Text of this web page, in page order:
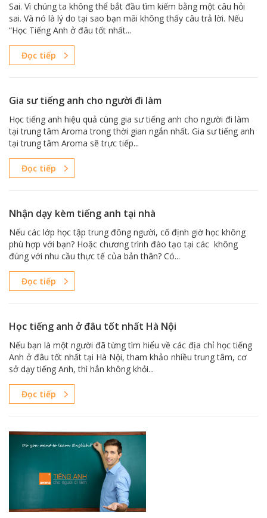
Sai. Vì chúng ta không thể bắt đầu tìm kiếm bằng một câu hỏi
sai. Và nó là lý do tại sao bạn mãi không thấy câu trả lời. Nếu
“Học Tiếng Anh ở đâu tốt nhất...
Đọc tiếp
Gia sư tiếng anh cho người đi làm
Học tiếng anh hiệu quả cùng gia sư tiếng anh cho người đi làm
tại trung tâm Aroma trong thời gian ngắn nhất. Gia sư tiếng anh
tại trung tâm Aroma sẽ trực tiếp...
Đọc tiếp
Nhận dạy kèm tiếng anh tại nhà
Nếu các lớp học tập trung đông người, cố định giờ học không
phù hợp với bạn? Hoặc chương trình đào tạo tại các không
đúng với nhu cầu thực tế của bản thân? Có...
Đọc tiếp
Học tiếng anh ở đâu tốt nhất Hà Nội
Nếu bạn là một người đã từng tìm hiểu về các địa chỉ học tiếng
Anh ở đâu tốt nhất tại Hà Nội, tham khảo nhiều trung tâm, cơ
sở dạy tiếng Anh, thì hẳn không khỏi...
Đọc tiếp